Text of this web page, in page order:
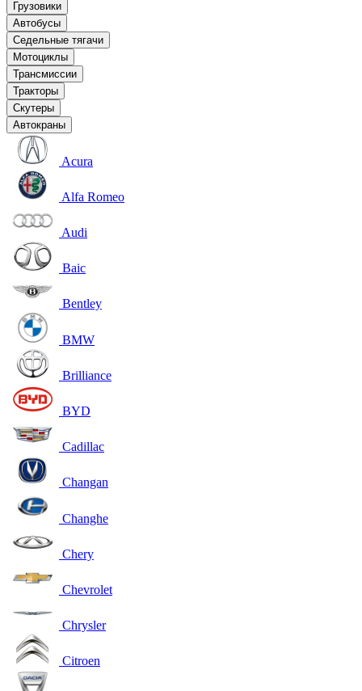
Грузовики
Автобусы
Седельные тягачи
Мотоциклы
Трансмиссии
Тракторы
Скутеры
Автокраны
Acura
Alfa Romeo
Audi
Baic
Bentley
BMW
Brilliance
BYD
Cadillac
Changan
Changhe
Chery
Chevrolet
Chrysler
Citroen